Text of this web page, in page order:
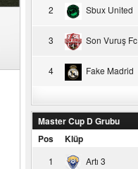
2 Sbux United
3 Son Vuruş Fc
4 Fake Madrid
Master Cup D Grubu
Pos
Klüp
1 Artı 3